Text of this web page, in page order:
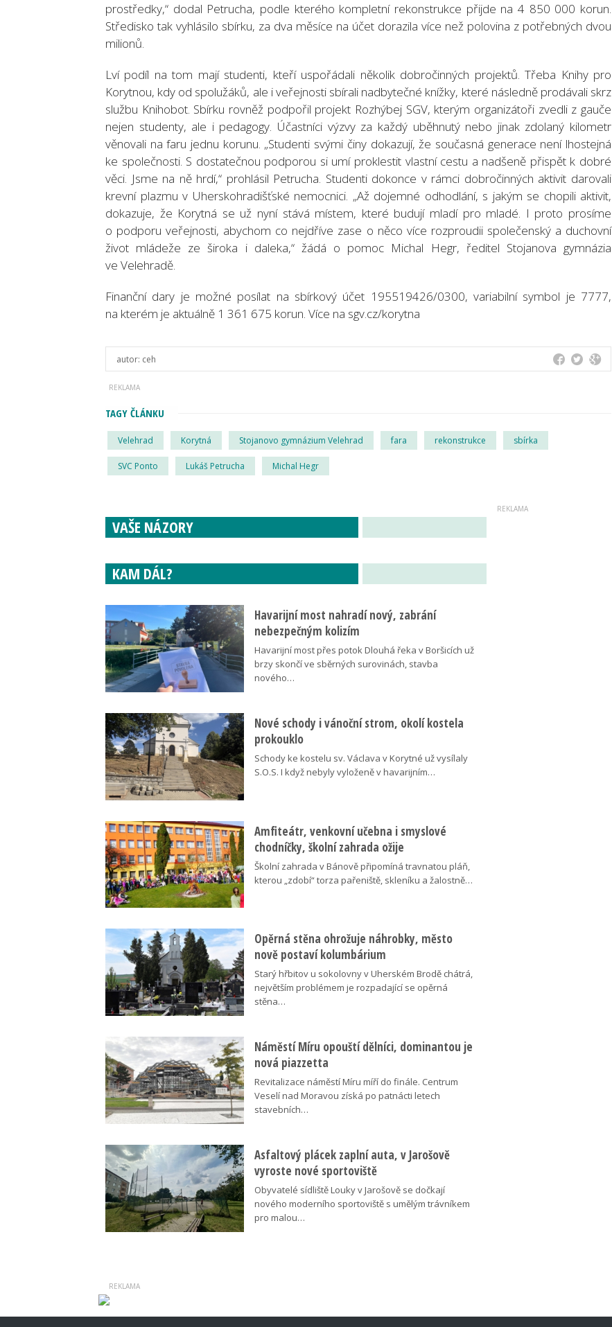
prostředky,“ dodal Petrucha, podle kterého kompletní rekonstrukce přijde na 4 850 000 korun.
Středisko tak vyhlásilo sbírku, za dva měsíce na účet dorazila více než polovina z potřebných dvou
milionů.
Lví podíl na tom mají studenti, kteří uspořádali několik dobročinných projektů. Třeba Knihy pro
Korytnou, kdy od spolužáků, ale i veřejnosti sbírali nadbytečné knížky, které následně prodávali skrz
službu Knihobot. Sbírku rovněž podpořil projekt Rozhýbej SGV, kterým organizátoři zvedli z gauče
nejen studenty, ale i pedagogy. Účastníci výzvy za každý uběhnutý nebo jinak zdolaný kilometr
věnovali na faru jednu korunu. „Studenti svými činy dokazují, že současná generace není lhostejná
ke společnosti. S dostatečnou podporou si umí proklestit vlastní cestu a nadšeně přispět k dobré
věci. Jsme na ně hrdí,“ prohlásil Petrucha. Studenti dokonce v rámci dobročinných aktivit darovali
krevní plazmu v Uherskohradišťské nemocnici. „Až dojemné odhodlání, s jakým se chopili aktivit,
dokazuje, že Korytná se už nyní stává místem, které budují mladí pro mladé. I proto prosíme
o podporu veřejnosti, abychom co nejdříve zase o něco více rozproudii společenský a duchovní
život mládeže ze široka i daleka,“ žádá o pomoc Michal Hegr, ředitel Stojanova gymnázia
ve Velehradě.
Finanční dary je možné posílat na sbírkový účet 195519426/0300, variabilní symbol je 7777,
na kterém je aktuálně 1 361 675 korun. Více na sgv.cz/korytna
autor: ceh
TAGY ČLÁNKU
Velehrad Korytná Stojanovo gymnázium Velehrad fara rekonstrukce sbírka
SVC Ponto Lukáš Petrucha Michal Hegr
VAŠE NÁZORY
KAM DÁL?
Havarijní most nahradí nový, zabrání
nebezpečným kolizím
Havarijní most přes potok Dlouhá řeka v Boršicích už
brzy skončí ve sběrných surovinách, stavba
nového…
Nové schody i vánoční strom, okolí kostela
prokouklo
Schody ke kostelu sv. Václava v Korytné už vysílaly
S.O.S. I když nebyly vyloženě v havarijním…
Amfiteátr, venkovní učebna i smyslové
chodníčky, školní zahrada ožije
Školní zahrada v Bánově připomíná travnatou pláň,
kterou „zdobí“ torza pařeniště, skleníku a žalostně…
Opěrná stěna ohrožuje náhrobky, město
nově postaví kolumbárium
Starý hřbitov u sokolovny v Uherském Brodě chátrá,
největším problémem je rozpadající se opěrná
stěna…
Náměstí Míru opouští dělníci, dominantou je
nová piazzetta
Revitalizace náměstí Míru míří do finále. Centrum
Veselí nad Moravou získá po patnácti letech
stavebních…
Asfaltový plácek zaplní auta, v Jarošově
vyroste nové sportoviště
Obyvatelé sídliště Louky v Jarošově se dočkají
nového moderního sportoviště s umělým trávníkem
pro malou…